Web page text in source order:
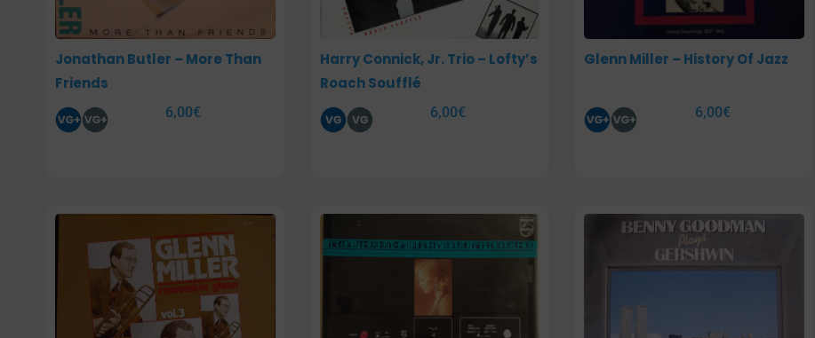
Jonathan Butler – More Than
Friends
6,00€
Harry Connick, Jr. Trio – Lofty’s
Roach Soufflé
6,00€
Glenn Miller – History Of Jazz
6,00€